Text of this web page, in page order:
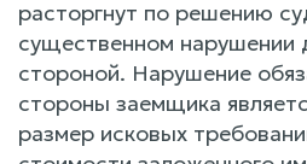
расторгнут по решению
существенном нарушении
стороной. Нарушение
стороны заемщика
размер исковых